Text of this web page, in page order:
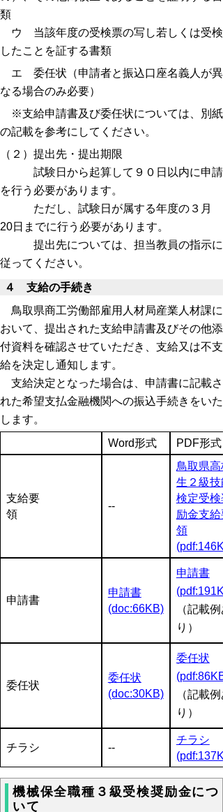
類
ウ 当該年度の受検票の写し若しくは受検
したことを証する書類
エ 委任状（申請者と振込口座名義人が異
なる場合のみ必要）
※支給申請書及び委任状については、別紙
の記載を参考にしてください。
（２）提出先・提出期限
試験日から起算して９０日以内に申請
を行う必要があります。
ただし、試験日が属する年度の３月
20日までに行う必要があります。
提出先については、担当教員の指示に
従ってください。
４ 支給の手続き
鳥取県商工労働部雇用人材局産業人材課に
おいて、提出された支給申請書及びその他添
付資料を確認させていただき、支給又は不支
給を決定し通知します。
支給決定となった場合は、申請書に記載さ
れた希望支払金融機関への振込手続きをいた
します。
Word形式
PDF形式
支給要
領
--
鳥取県高
生２級技
検定受検
励金支給
領
申請書
申請書
(doc:66KB)
申請書
（記載例
り）
委任状
委任状
(doc:30KB)
委任状
(pdf:86KB)
（記載例
り）
チラシ --
チラシ
機械保全職種３級受検奨励金につ
いて